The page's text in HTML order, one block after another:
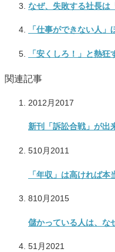
なぜ、失敗する社長は
「仕事ができない人
「安くしろ！」と熱
関連記事
2012月 2017
新刊「訴訟合戦」が出
510月 2011
「年収」は高ければ本
810月2015
儲かっている人は、な
51月2021